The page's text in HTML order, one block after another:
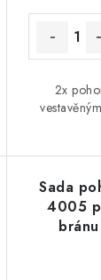
2x
Sada
4005